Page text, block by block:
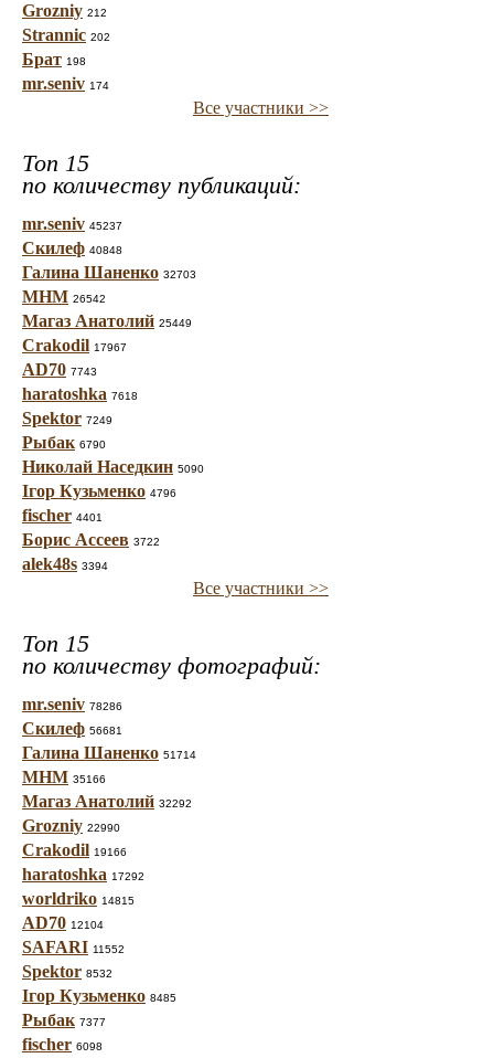
Grozniy 212
Strannic 202
Брат 198
mr.seniv 174
Все участники >>
Топ 15
по количеству публикаций:
mr.seniv 45237
Скилеф 40848
Галина Шаненко 32703
МНМ 26542
Магаз Анатолий 25449
Crakodil 17967
AD70 7743
haratoshka 7618
Spektor 7249
Рыбак 6790
Николай Наседкин 5090
Ігор Кузьменко 4796
fischer 4401
Борис Ассеев 3722
alek48s 3394
Все участники >>
Топ 15
по количеству фотографий:
mr.seniv 78286
Скилеф 56681
Галина Шаненко 51714
МНМ 35166
Магаз Анатолий 32292
Grozniy 22990
Crakodil 19166
haratoshka 17292
worldriko 14815
AD70 12104
SAFARI 11552
Spektor 8532
Ігор Кузьменко 8485
Рыбак 7377
fischer 6098